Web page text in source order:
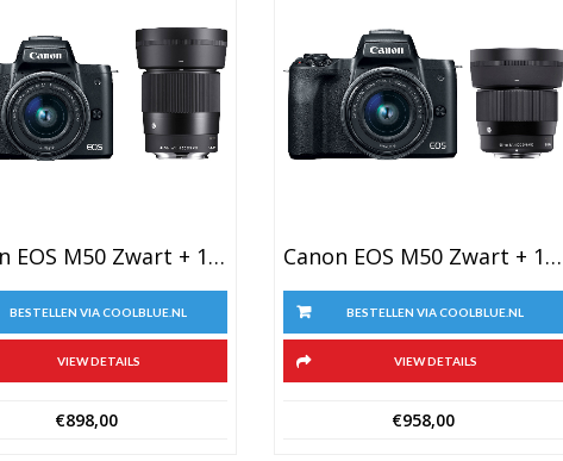
Canon EOS M50 Zwart + 15-45mm IS STM + Sigma 30mm F/1.4 DC DN
BESTELLEN VIA COOLBLUE.NL
VIEW DETAILS
€898,00
Canon EOS M50 Zwart + 15-45mm IS STM + Sigma 56mm F/1.4 DC DN
BESTELLEN VIA COOLBLUE.NL
VIEW DETAILS
€958,00